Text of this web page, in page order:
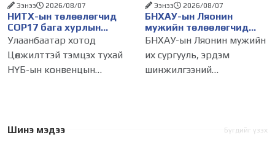
НИТХ-ын төлөөлөгчид
COP17 бага хурлын
бэлтгэл ажлын талаар
мэдээлэл сонслоо
Ээнээ 2026/08/07
Улаанбаатар хотод
Цөлжилттэй тэмцэх тухай
НҮБ-ын конвенцын
зохион байгуулагдана.
БНХАУ-ын Ляонин
мужийн төлөөлөгчид
НИТХ-ын үйл
танилцлаа
Ээнээ 2026/08/07
БНХАУ-ын Ляонин мужийн
их сургууль, эрдэм
шинжилгээний
төлөөлөгчид Монгол Улсад
Шинэ мэдээ Бүгдийг үзэх